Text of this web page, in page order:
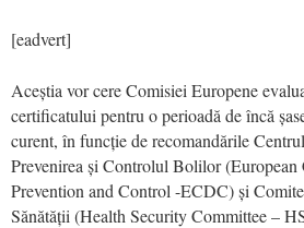
[eadvert]
Aceștia vor cere Comisiei Europene
certificatului pentru o perioadă de încă
curent, în funcție de recomandările
Prevenirea și Controlul Bolilor (European
Prevention and Control -ECDC) și
Sănătății (Health Security Committee –